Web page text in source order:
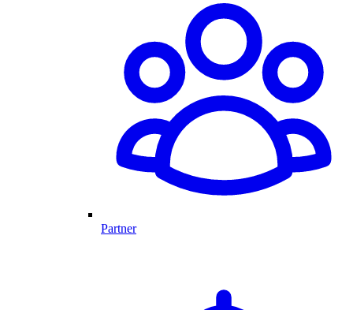
Partner